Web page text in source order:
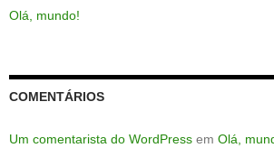
Olá, mundo!
COMENTÁRIOS
Um comentarista do WordPress em Olá,